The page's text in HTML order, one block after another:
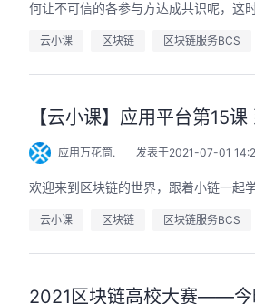
何让不可信的各参与方达成共识呢，这
云小课 区块链 区块链服务BCS
【云小课】应用平台第15
应用万花筒. 发表于2021-07-01
欢迎来到区块链的世界，跟着小链一起
云小课 区块链 区块链服务BCS
2021区块链高校大赛——今